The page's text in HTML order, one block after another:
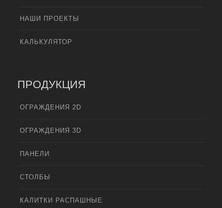
НАШИ ПРОЕКТЫ
КАЛЬКУЛЯТОР
ПРОДУКЦИЯ
ОГРАЖДЕНИЯ 2D
ОГРАЖДЕНИЯ 3D
ПАНЕЛИ
СТОЛБЫ
КАЛИТКИ РАСПАШНЫЕ